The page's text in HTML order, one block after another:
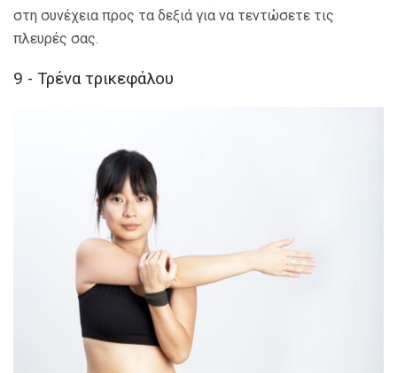
στη συνέχεια προς τα δεξιά για να τεντώσετε τις
πλευρές σας.
9 - Τρένα τρικεφάλου